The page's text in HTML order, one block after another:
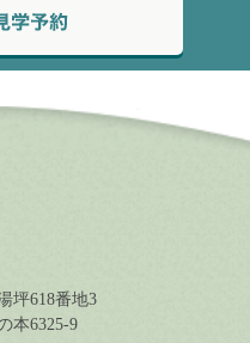
坪618番地3
本6325-9